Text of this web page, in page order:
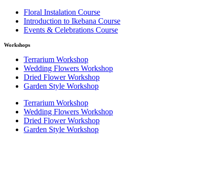
Floral Instalation Course
Introduction to Ikebana Course
Events & Celebrations Course
Workshops
Terrarium Workshop
Wedding Flowers Workshop
Dried Flower Workshop
Garden Style Workshop
Terrarium Workshop
Wedding Flowers Workshop
Dried Flower Workshop
Garden Style Workshop